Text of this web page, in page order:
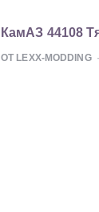
КамАЗ 44108
ОТ LEXX-MODDING